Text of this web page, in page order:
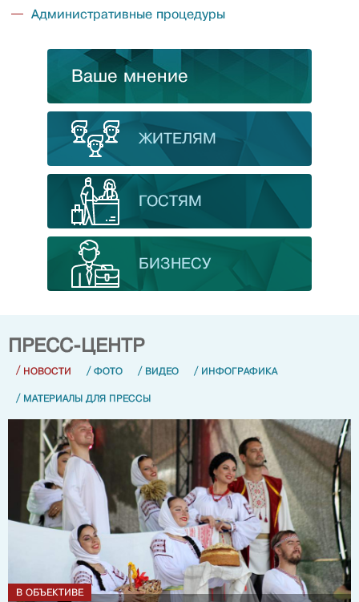
Административные процедуры
Ваше мнение
ЖИТЕЛЯМ
ГОСТЯМ
БИЗНЕСУ
ПРЕСС-ЦЕНТР
/ НОВОСТИ / ФОТО / ВИДЕО / ИНФОГРАФИКА
/ МАТЕРИАЛЫ ДЛЯ ПРЕССЫ
В ОБЪЕКТИВЕ